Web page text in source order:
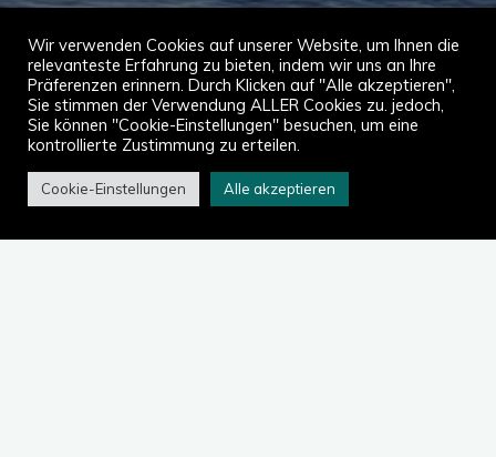
Start2023
Wir verwenden Cookies auf unserer Website, um Ihnen die
relevanteste Erfahrung zu bieten, indem wir uns an Ihre
Präferenzen erinnern. Durch Klicken auf "Alle akzeptieren",
Sie stimmen der Verwendung ALLER Cookies zu. jedoch,
Sie können "Cookie-Einstellungen" besuchen, um eine
kontrollierte Zustimmung zu erteilen.
Cookie-Einstellungen Alle akzeptieren